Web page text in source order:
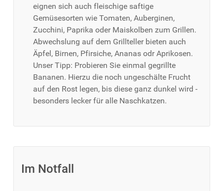
eignen sich auch fleischige saftige
Gemüsesorten wie Tomaten, Auberginen,
Zucchini, Paprika oder Maiskolben zum Grillen.
Abwechslung auf dem Grillteller bieten auch
Äpfel, Birnen, Pfirsiche, Ananas odr Aprikosen.
Unser Tipp: Probieren Sie einmal gegrillte
Bananen. Hierzu die noch ungeschälte Frucht
auf den Rost legen, bis diese ganz dunkel wird -
besonders lecker für alle Naschkatzen.
Im Notfall